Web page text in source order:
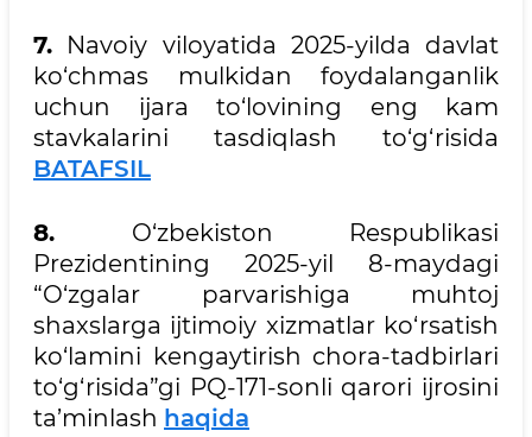
7. Navoiy viloyatida 2025-yilda davlat
ko‘chmas mulkidan foydalanganlik
uchun ijara to‘lovining eng kam
stavkalarini tasdiqlash to‘g‘risida
BATAFSIL
8. O‘zbekiston Respublikasi
Prezidentining 2025-yil 8-maydagi
“O‘zgalar parvarishiga muhtoj
shaxslarga ijtimoiy xizmatlar ko‘rsatish
ko‘lamini kengaytirish chora-tadbirlari
to‘g‘risida”gi PQ-171-sonli qarori ijrosini
ta’minlash haqida